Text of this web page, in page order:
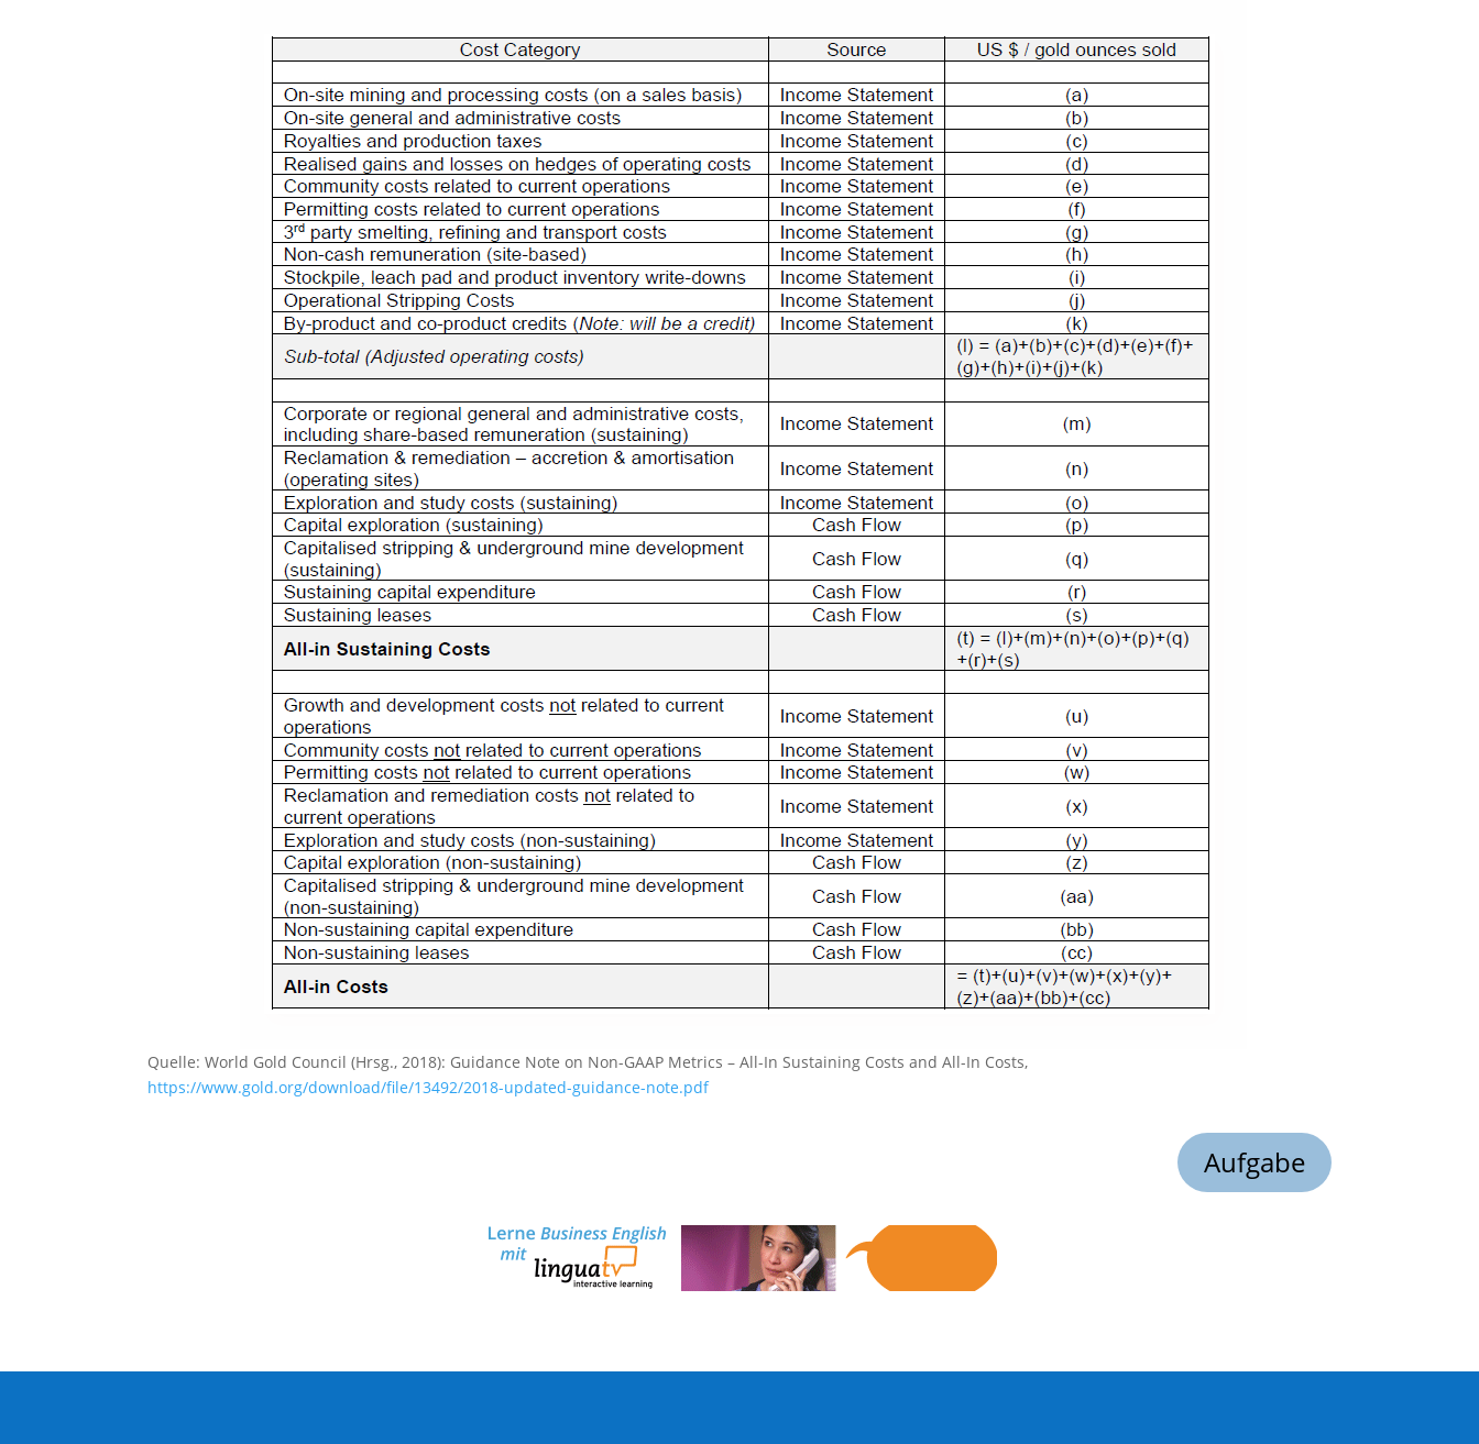
Quelle: World Gold Council (Hrsg., 2018): Guidance Note on Non-GAAP Metrics – All-In Sustaining Costs and All-In Costs,
https://www.gold.org/download/file/13492/2018-updated-guidance-note.pdf
Aufgabe